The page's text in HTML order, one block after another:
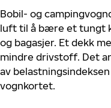
Bobil- og
luft til å bære et tungt
og bagasjer. Et dekk
mindre drivstoff. Det
av
vognkortet.